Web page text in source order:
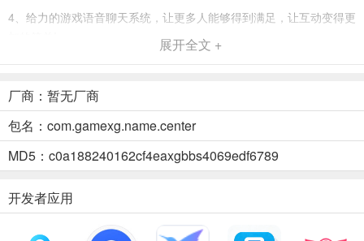
4、给力的游戏语音聊天系统，让更多人能够得到满足，让互动变得更
1、添加了非常多且精美的特效且，玩起来非常有体验感更让人爱不释
手
2、支持多种登录方式，无论是微信登录还是游客登录，都不用复杂的
棋牌注册流程
3、全天二十四小时在线客服，为广大玩家解决所有游戏中遇到的各种
问题，保障玩家的游戏体验
展开全文 +
厂商：暂无厂商
包名：com.gamexg.name.center
MD5：c0a188240162cf4eaxgbbs4069edf6789
开发者应用